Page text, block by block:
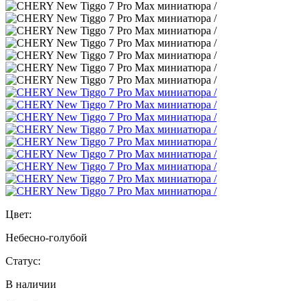
Цвет:
Небесно-голубой
Статус:
В наличии